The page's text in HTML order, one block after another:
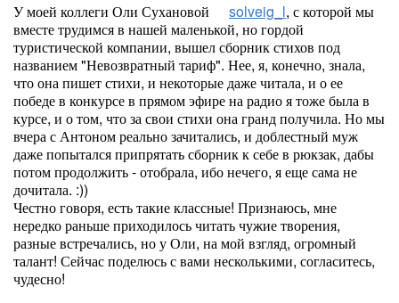
У моей коллеги Оли Сухановой solveig_l, с которой мы
вместе трудимся в нашей маленькой, но гордой
туристической компании, вышел сборник стихов под
названием "Невозвратный тариф". Нее, я, конечно, знала,
что она пишет стихи, и некоторые даже читала, и о ее
победе в конкурсе в прямом эфире на радио я тоже была в
курсе, и о том, что за свои стихи она гранд получила. Но мы
вчера с Антоном реально зачитались, и доблестный муж
даже попытался припрятать сборник к себе в рюкзак, дабы
потом продолжить - отобрала, ибо нечего, я еще сама не
дочитала. :))
Честно говоря, есть такие классные! Признаюсь, мне
нередко раньше приходилось читать чужие творения,
разные встречались, но у Оли, на мой взгляд, огромный
талант! Сейчас поделюсь с вами несколькими, согласитесь,
чудесно!